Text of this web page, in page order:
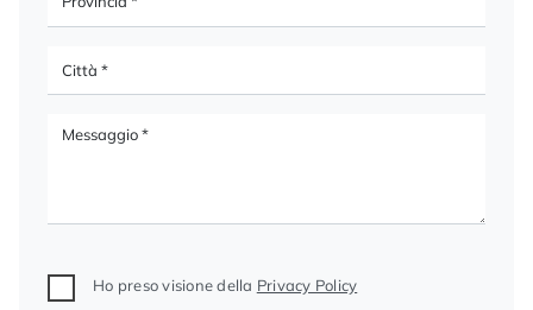
Ho preso visione della Privacy Policy